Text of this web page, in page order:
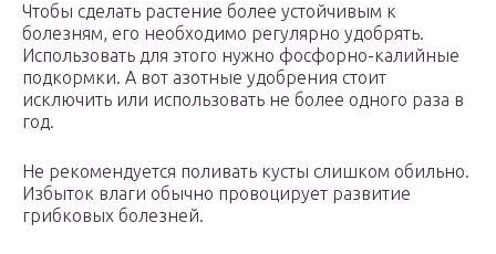
Чтобы сделать растение более устойчивым к
болезням, его необходимо регулярно удобрять.
Использовать для этого нужно фосфорно-калийные
подкормки. А вот азотные удобрения стоит
исключить или использовать не более одного раза в
год.
Не рекомендуется поливать кусты слишком обильно.
Избыток влаги обычно провоцирует развитие
грибковых болезней.